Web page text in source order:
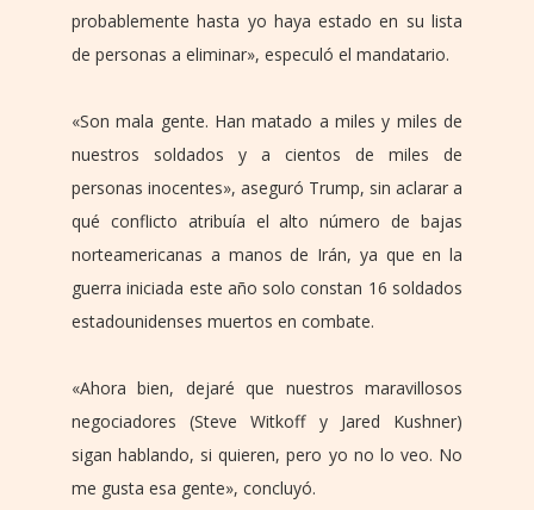
probablemente hasta yo haya estado en su lista
de personas a eliminar», especuló el mandatario.
«Son mala gente. Han matado a miles y miles de
nuestros soldados y a cientos de miles de
personas inocentes», aseguró Trump, sin aclarar a
qué conflicto atribuía el alto número de bajas
norteamericanas a manos de Irán, ya que en la
guerra iniciada este año solo constan 16 soldados
estadounidenses muertos en combate.
«Ahora bien, dejaré que nuestros maravillosos
negociadores (Steve Witkoff y Jared Kushner)
sigan hablando, si quieren, pero yo no lo veo. No
me gusta esa gente», concluyó.